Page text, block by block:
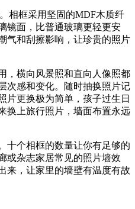
相框采用坚固的MDF木质纤
镜面，比普通玻璃更轻更安
气和刮擦影响，让珍贵的照片
，横向风景照和直向人像照都
次感和变化。随时抽换照片记
片更换极为简单，孩子过生日
换上旅行照片，墙面布置永远
十个相框的数量让你有足够的
或杂志家居常见的照片墙效
来，让家里的墙壁有温度有故